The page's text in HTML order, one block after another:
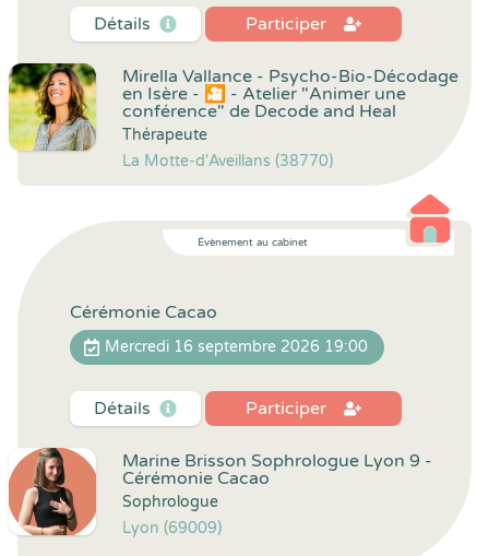
Détails Participer
Mirella Vallance - Psycho-Bio-Décodage
en Isère - 🎦 - Atelier "Animer une
conférence" de Decode and Heal
Thérapeute
La Motte-d'Aveillans (38770)
Évènement au cabinet
Cérémonie Cacao
Mercredi 16 septembre 2026 19:00
Détails Participer
Marine Brisson Sophrologue Lyon 9 -
Cérémonie Cacao
Sophrologue
Lyon (69009)